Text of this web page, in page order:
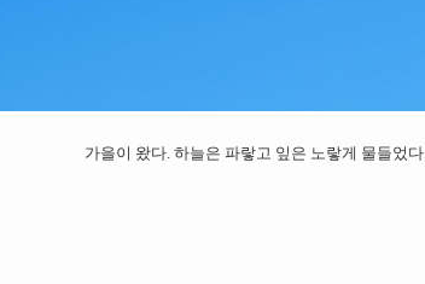
가을이 왔다. 하늘은 파랗고 잎은 노랗게 물들었